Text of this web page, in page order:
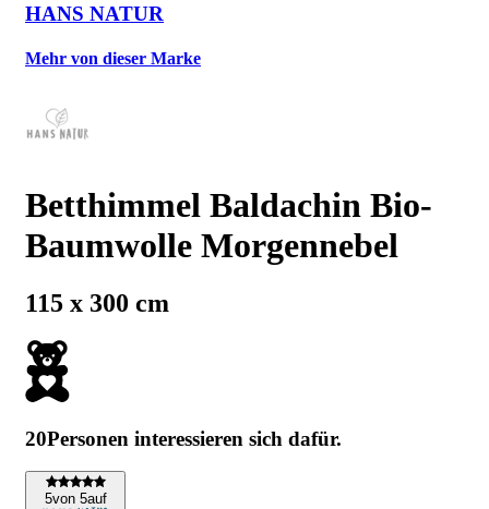
HANS NATUR
Mehr von dieser Marke
Betthimmel Baldachin Bio-
Baumwolle Morgennebel
115 x 300 cm
20Personen interessieren sich dafür.
5von 5auf